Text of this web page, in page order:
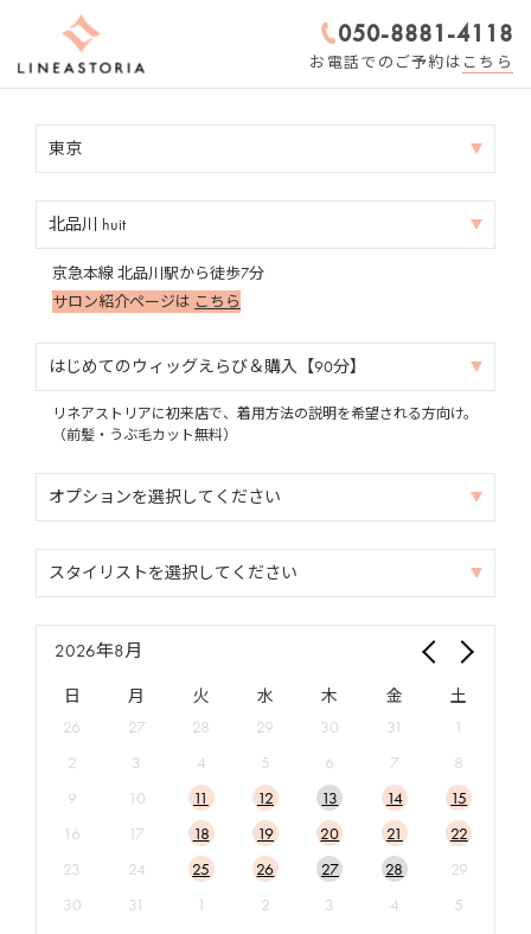
050-8881-4118
お電話でのご予約は こちら
東京
北品川 huit
京急本線 北品川駅から徒歩7分
サロン紹介ページは こちら
はじめてのウィッグえらび＆購入【90分】
リネアストリアに初来店で、着用方法の説明を希望される方向け。
（前髪・うぶ毛カット無料）
オプションを選択してください
スタイリストを選択してください
2026年8月
日 月 火 水 木 金
土
26
27 28 29 30 31
1
2
3 4 5 6 7
8
9
10 11 12 13 14
15
16
17 18 19 20 21
22
23
24 25 26 27 28
29
30
31 1 2 3 4 5